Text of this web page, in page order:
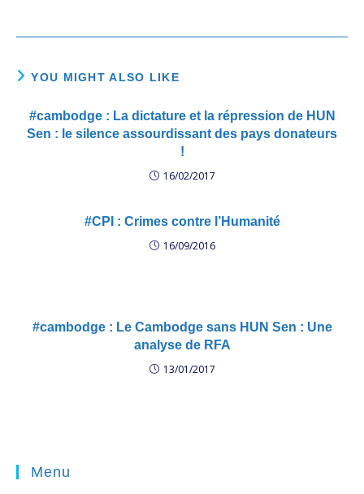
YOU MIGHT ALSO LIKE
#cambodge : La dictature et la répression de HUN
Sen : le silence assourdissant des pays donateurs
!
16/02/2017
#CPI : Crimes contre l’Humanité
16/09/2016
#cambodge : Le Cambodge sans HUN Sen : Une
analyse de RFA
13/01/2017
Menu